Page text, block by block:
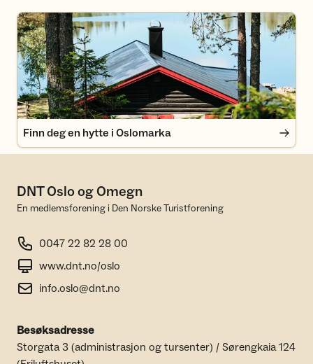
Finn deg en hytte i Oslomarka
Finn deg en hytte i Oslomarka
DNT Oslo og Omegn
En medlemsforening i Den Norske Turistforening
0047 22 82 28 00
www.dnt.no/oslo
info.oslo@dnt.no
Besøksadresse
Storgata 3 (administrasjon og tursenter) / Sørengkaia 124